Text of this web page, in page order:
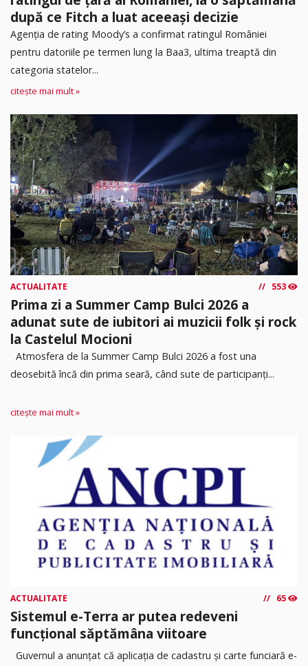
după ce Fitch a luat aceeași decizie
Agenția de rating Moody’s a confirmat ratingul României
pentru datoriile pe termen lung la Baa3, ultima treaptă din
categoria statelor...
citește mai mult »
ACTUALITATE 553
Prima zi a Summer Camp Bulci 2026 a
adunat sute de iubitori ai muzicii folk și rock
la Castelul Mocioni
Atmosfera de la Summer Camp Bulci 2026 a fost una
deosebită încă din prima seară, când sute de participanți...
citește mai mult »
ACTUALITATE 65
Sistemul e-Terra ar putea redeveni
funcțional săptămâna viitoare
Guvernul a anunțat că aplicația de cadastru și carte funciară e-